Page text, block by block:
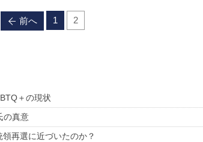
前へ 1 2
＋の現状
の真意
再選に近づいたのか？